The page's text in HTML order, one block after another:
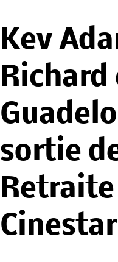
Kev
Richard
sortie
Cinestar